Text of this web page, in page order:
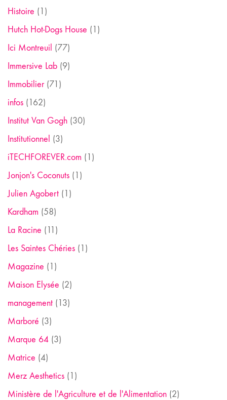
Histoire (1)
Hutch Hot-Dogs House (1)
Ici Montreuil (77)
Immersive Lab (9)
Immobilier(71)
infos (162)
Institut Van Gogh (30)
Institutionnel (3)
iTECHFOREVER.com (1)
Jonjon's Coconuts (1)
Julien Agobert (1)
Kardham (58)
La Racine (11)
Les Saintes Chéries (1)
Magazine (1)
Maison Elysée (2)
management (13)
Marboré (3)
Marque 64 (3)
Matrice (4)
Merz Aesthetics (1)
Ministère de l'Agriculture et de l'Alimentation (2)